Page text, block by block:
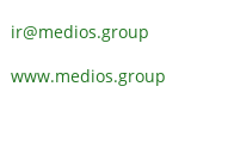
ir@medios.group
www.medios.group